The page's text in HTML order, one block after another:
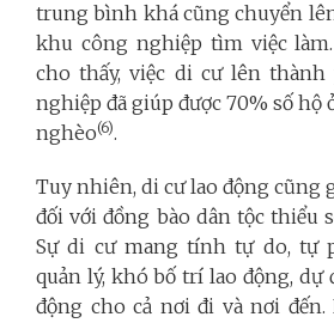
trung bình khá cũng chuyển
khu công nghiệp tìm việc
cho thấy, việc di cư lên
nghiệp đã giúp được 70% số hộ
nghèo(6).
Tuy nhiên, di cư lao động cũng
đối với đồng bào dân tộc thiểu
Sự di cư mang tính tự do, tự
quản lý, khó bố trí lao động, dự
động cho cả nơi đi và nơi